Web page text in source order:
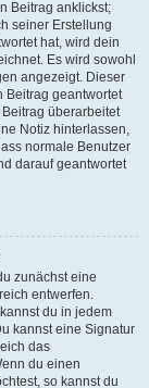
Beitrag anklickst;
seiner Erstellung
hat, wird dein
Es wird sowohl
angezeigt. Dieser
Beitrag geantwortet
überarbeitet
Notiz hinterlassen,
normale Benutzer
darauf geantwortet
zunächst eine
entwerfen.
du in jedem
kannst eine Signatur
das
du einen
so kannst du